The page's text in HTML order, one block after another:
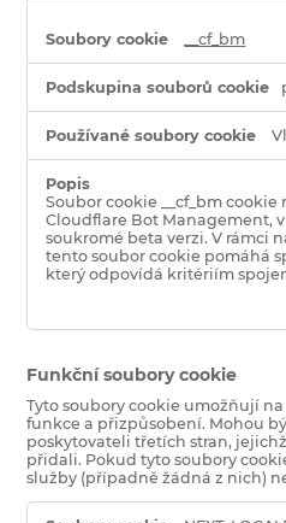
__cf_bm
Soubor cookie __cf_bm
Cloudflare Bot Management,
soukromé beta verzi. V rámci
tento soubor cookie pomáhá
který odpovídá kritériím
Funkční soubory cookie
Tyto soubory cookie umožňují
funkce a přizpůsobení. Mohou
poskytovateli třetích stran,
přidali. Pokud tyto soubory
služby (případně žádná z nich)